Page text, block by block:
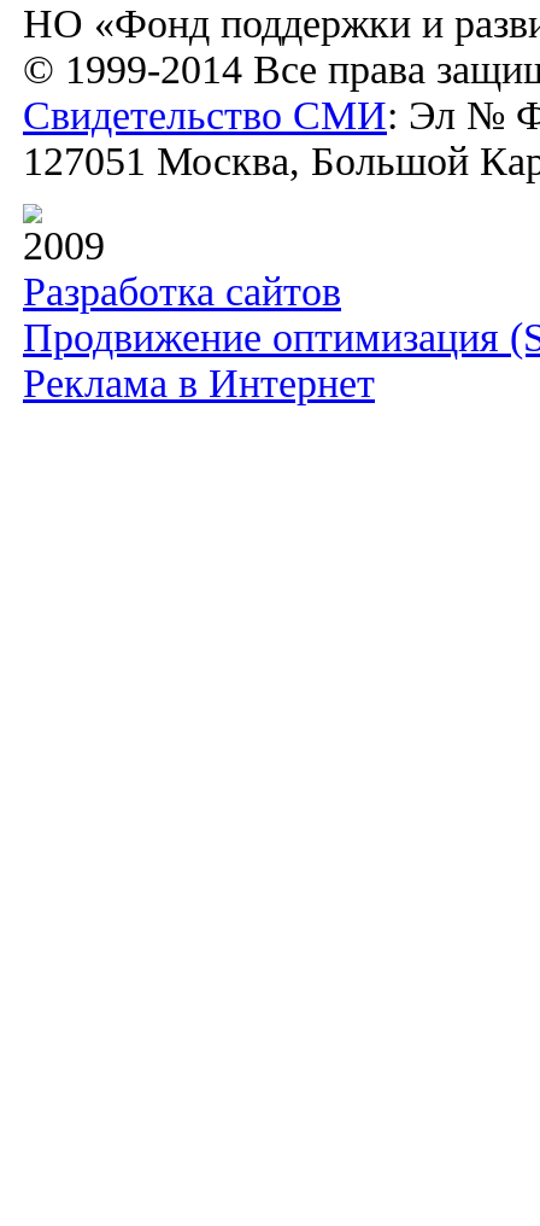
НО «Фонд поддержки и
© 1999-2014 Все права
Свидетельство СМИ: Эл №
127051 Москва, Большой
2009
Разработка сайтов
Продвижение оптимизация
Реклама в Интернет